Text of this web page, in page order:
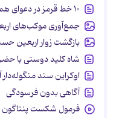
۱۰ خط قرمز در دعوای همسران
جمع‌آوری موکب‌های
بازگشت زوار اربعین
شاه کلید دوستی با
اوکراین سند منگوله‌دار
آگاهی بدون فرسودگی
فرمول شکست پنتاگون